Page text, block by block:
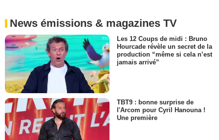
News émissions & magazines TV
Les 12 Coups de midi : Bruno
Hourcade révèle un secret de la
production “même si cela n’est
jamais arrivé”
TBT9 : bonne surprise de
l'Arcom pour Cyril Hanouna !
Une première